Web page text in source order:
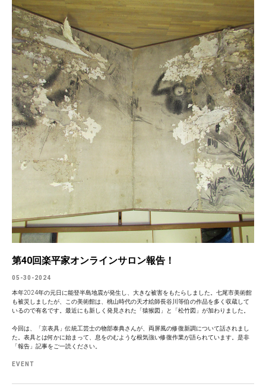
第40回楽平家オンラインサロン報告！
05-30-2024
本年2024年の元日に能登半島地震が発生し、大きな被害をもたらしました。七尾市美術館
も被災しましたが、この美術館は、桃山時代の天才絵師長谷川等伯の作品を多く収蔵して
いるので有名です。最近にも新しく発見された「猿猴図」と「松竹図」が加わりました。
今回は、「京表具」伝統工芸士の物部泰典さんが、両屏風の修復新調について話されまし
た。表具とは何かに始まって、息をのむような根気強い修復作業が語られています。是非
「報告」記事をご一読ください。
EVENT